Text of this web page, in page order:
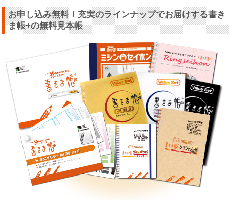
お申し込み無料！充実のラインナップでお届けする書き
ま帳+の無料見本帳